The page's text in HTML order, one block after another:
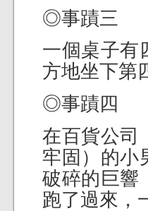
◎事蹟三
一個桌子有
方地坐下第
◎事蹟四
在百貨公司
牢固）的小
破碎的巨響
跑了過來，